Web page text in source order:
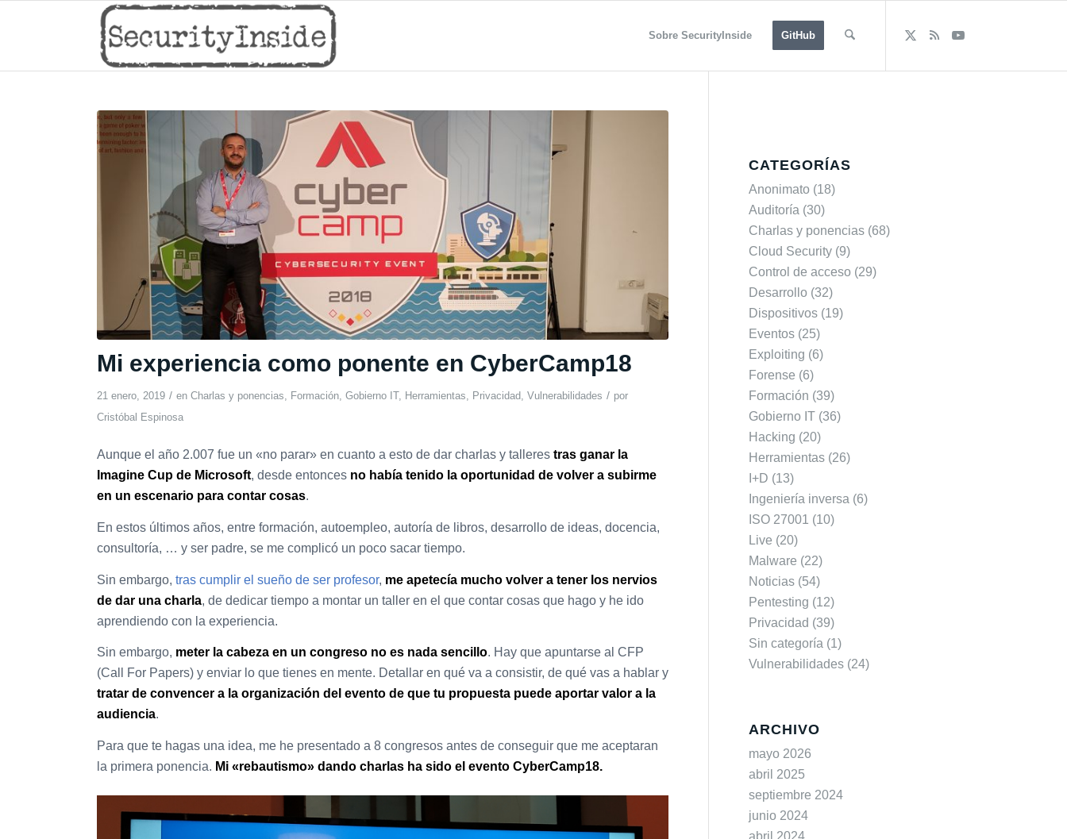
Sobre SecurityInside GitHub
Mi experiencia como ponente en CyberCamp18
21 enero, 2019 / en Charlas y ponencias Formación Gobierno IT, Herramientas Privacidad Vulnerabilidades / por
Cristóbal Espinosa
Aunque el año 2.007 fue un «no parar» en cuanto a esto de dar charlas y talleres tras ganar la
Imagine Cup de Microsoft, desde entonces no había tenido la oportunidad de volver a subirme
en un escenario para contar cosas.
En estos últimos años, entre formación, autoempleo, autoría de libros, desarrollo de ideas, docencia,
consultoría, … y ser padre, se me complicó un poco sacar tiempo.
Sin embargo, tras cumplir el sueño de ser profesor, me apetecía mucho volver a tener los nervios
de dar una charla, de dedicar tiempo a montar un taller en el que contar cosas que hago y he ido
aprendiendo con la experiencia.
Sin embargo, meter la cabeza en un congreso no es nada sencillo. Hay que apuntarse al CFP
(Call For Papers) y enviar lo que tienes en mente. Detallar en qué va a consistir, de qué vas a hablar y
tratar de convencer a la organización del evento de que tu propuesta puede aportar valor a la
audiencia.
Para que te hagas una idea, me he presentado a 8 congresos antes de conseguir que me aceptaran
la primera ponencia. Mi «rebautismo» dando charlas ha sido el evento CyberCamp18.
CATEGORÍAS
Anonimato (18)
Auditoría (30)
Charlas y ponencias (68)
Cloud Security (9)
Control de acceso (29)
Desarrollo (32)
Dispositivos (19)
Eventos (25)
Exploiting (6)
Forense (6)
Formación (39)
Gobierno IT (36)
Hacking (20)
Herramientas (26)
I+D (13)
Ingeniería inversa (6)
ISO 27001 (10)
Live (20)
Malware (22)
Noticias (54)
Pentesting (12)
Privacidad (39)
Sin categoría (1)
Vulnerabilidades (24)
ARCHIVO
mayo 2026
abril 2025
septiembre 2024
junio 2024
abril 2024